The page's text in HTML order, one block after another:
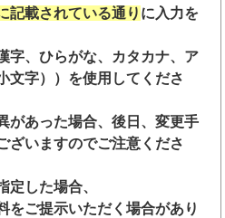
記載されている通り に入力を
漢字、ひらがな、カタカナ、ア
文字））を使用してくださ
があった場合、後日、変更手
ざいますのでご注意くださ
した場合、
ご提示いただく場合があり